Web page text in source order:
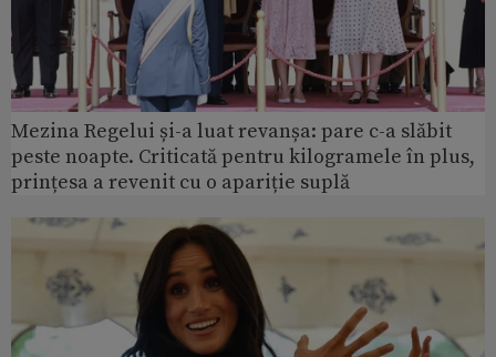
Mezina Regelui și-a luat revanșa: pare c-a slăbit
peste noapte. Criticată pentru kilogramele în plus,
prințesa a revenit cu o apariție suplă